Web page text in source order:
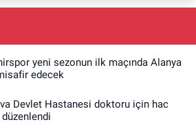
yeni sezonun ilk maçında Alanya
edecek
Devlet Hastanesi doktoru için hac